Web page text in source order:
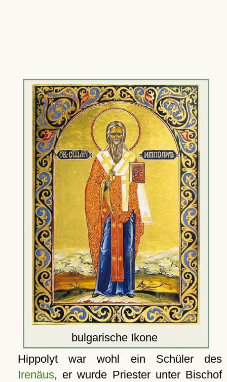
bulgarische Ikone
Hippolyt war wohl ein Schüler des
Irenäus, er wurde Priester unter Bischof